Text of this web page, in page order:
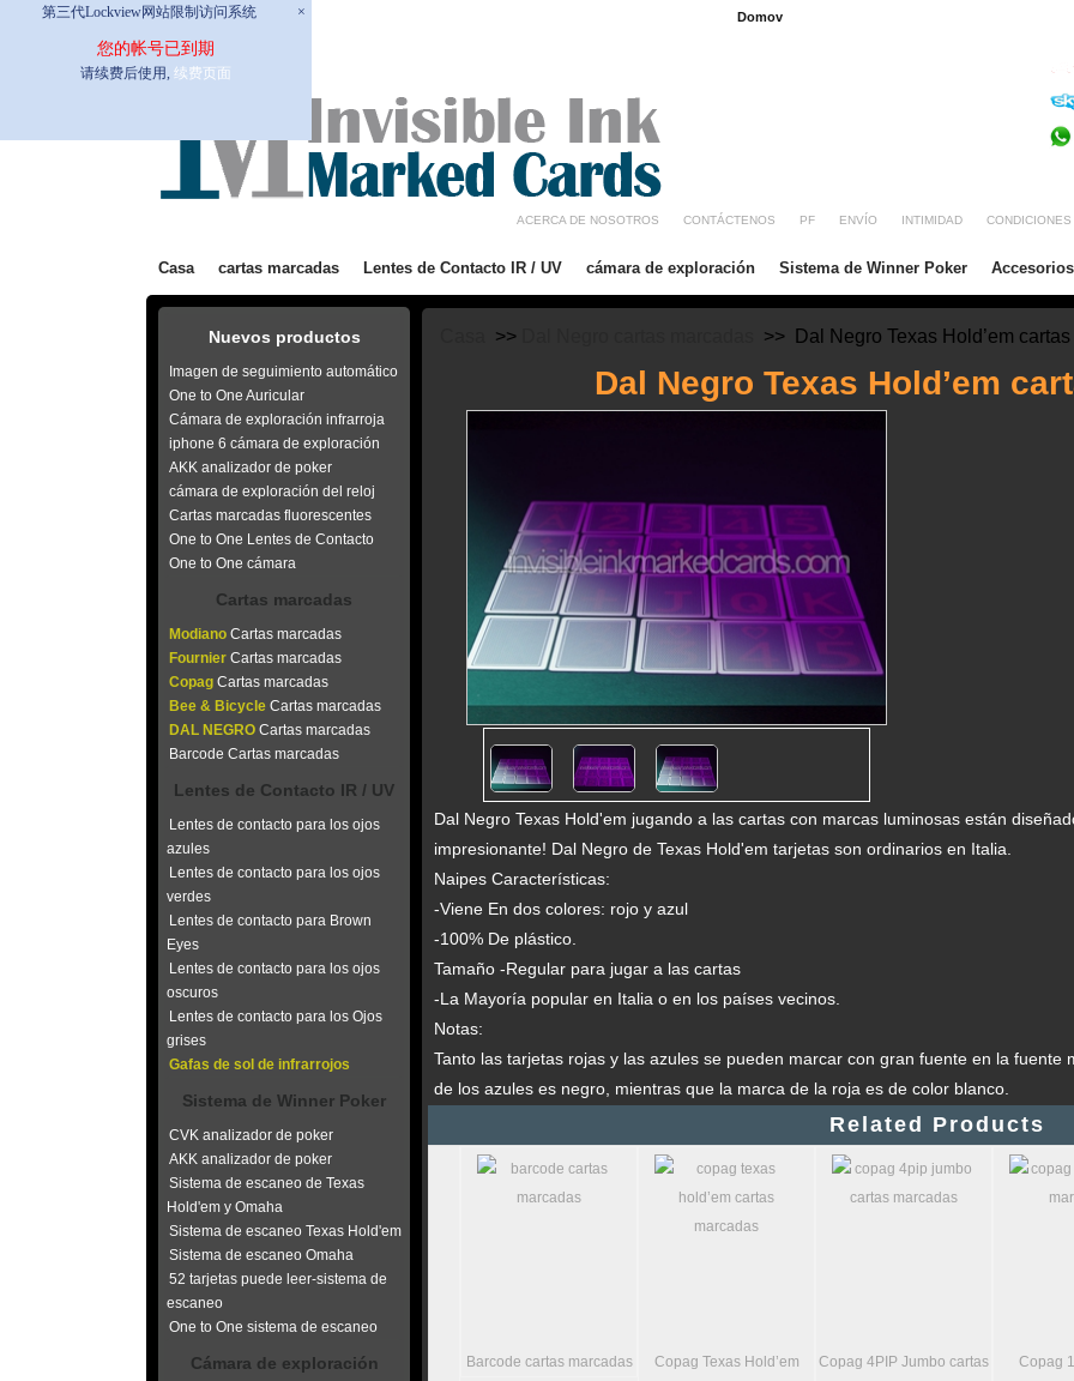
第三代Lockview网站限制访问系统 ×
您的帐号已到期
请续费后使用, 续费页面
Domov
ACERCA DE NOSOTROS CONTÁCTENOS PF ENVÍO INTIMIDAD CONDICIONES
Casa cartas marcadas Lentes de Contacto IR / UV cámara de exploración Sistema de Winner Poker
Nuevos productos
Imagen de seguimiento automático
One to One Auricular
Cámara de exploración infrarroja
iphone 6 cámara de exploración
AKK analizador de poker
cámara de exploración del reloj
Cartas marcadas fluorescentes
One to One Lentes de Contacto
One to One cámara
Cartas marcadas
Modiano Cartas marcadas
Fournier Cartas marcadas
Copag Cartas marcadas
Bee & Bicycle Cartas marcadas
DAL NEGRO Cartas marcadas
Barcode Cartas marcadas
Lentes de Contacto IR / UV
Lentes de contacto para los ojos
azules
Lentes de contacto para los ojos
verdes
Lentes de contacto para Brown
Eyes
Lentes de contacto para los ojos
oscuros
Lentes de contacto para los Ojos
grises
Gafas de sol de infrarrojos
Sistema de Winner Poker
CVK analizador de poker
AKK analizador de poker
Sistema de escaneo de Texas
Hold'em y Omaha
Sistema de escaneo Texas Hold'em
Sistema de escaneo Omaha
52 tarjetas puede leer-sistema de
escaneo
One to One sistema de escaneo
Cámara de exploración
>> >> Dal Negro Texas Hold’em
Dal Negro Texas Hold’em
Dal Negro Texas Hold'em jugando a las cartas con marcas luminosas están
impresionante! Dal Negro de Texas Hold'em tarjetas son ordinarios en Italia.
Naipes Características:
-Viene En dos colores: rojo y azul
-100% De plástico.
Tamaño -Regular para jugar a las cartas
-La Mayoría popular en Italia o en los países vecinos.
Notas:
Tanto las tarjetas rojas y las azules se pueden marcar con gran fuente en la fuente
de los azules es negro, mientras que la marca de la roja es de color blanco.
Related Products
Luminous cartas
Barcode cartas marcadas
Copag Texas Hold’em
Copag 4PIP Jumbo cartas
Copag